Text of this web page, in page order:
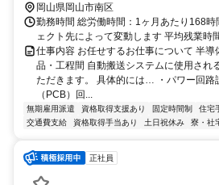
岡山県岡山市南区
勤務時間 総労働時間：1ヶ月あたり168
ェクト先によって変動します 平均残業時
仕事内容 お任せするお仕事について 半
品・工程間 自動搬送システムに使用され
ただきます。 具体的には… ・パワー回路
（PCB）回...
無期雇用派遣 資格取得支援あり 固定時間制 住宅
交通費支給
資格取得手当あり 土日祝休み 寮・社
正社員